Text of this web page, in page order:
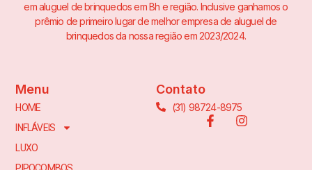
em aluguel de brinquedos em Bh e região. Inclusive ganhamos o
prêmio de primeiro lugar de melhor empresa de aluguel de
brinquedos da nossa região em 2023/2024.
Menu
HOME
INFLÁVEIS
LUXO
Contato
(31) 98724-8975